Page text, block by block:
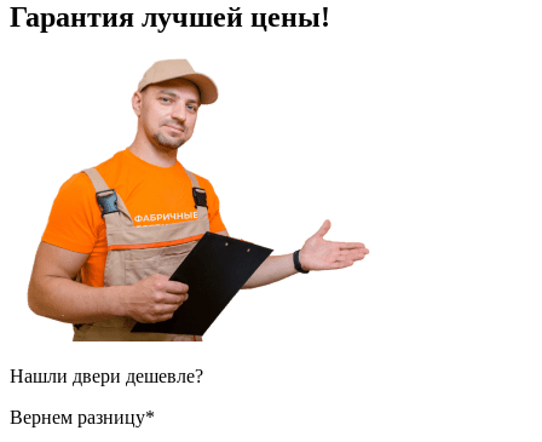
Гарантия лучшей цены!
Нашли двери дешевле?
Вернем разницу*